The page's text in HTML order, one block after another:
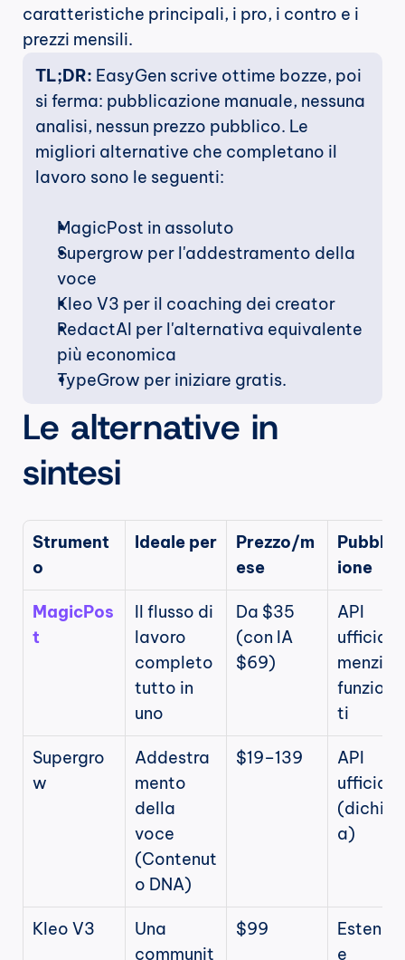
caratteristiche principali, i pro, i contro e i
prezzi mensili.
TL;DR: EasyGen scrive ottime bozze, poi
si ferma: pubblicazione manuale, nessuna
analisi, nessun prezzo pubblico. Le
migliori alternative che completano il
lavoro sono le seguenti:
MagicPost in assoluto
Supergrow per l'addestramento della
voce
Kleo V3 per il coaching dei creator
RedactAI per l'alternativa equivalente
più economica
TypeGrow per iniziare gratis.
Le alternative in
sintesi
Strument
o
Ideale per
Prezzo/m
ese
ione
MagicPos
t
Il flusso di
lavoro
completo
tutto in
uno
Da $35
(con IA
$69)
API
ufficiale
ti
Supergro
w
Addestra
mento
della
voce
(Contenut
o DNA)
$19–139
API
ufficiale
a)
Kleo V3
Una
communit
$99
e